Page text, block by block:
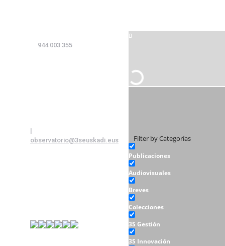
944 003 355
|
observatorio@3seuskadi.eus
Filter by Categorías
Publicaciones
Audiovisuales
Breves
Colecciones
3S Gestión
3S Innovación